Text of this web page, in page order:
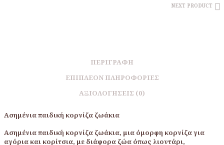
NEXT PRODUCT
ΠΕΡΙΓΡΑΦΉ
ΕΠΙΠΛΈΟΝ ΠΛΗΡΟΦΟΡΊΕΣ
ΑΞΙΟΛΟΓΉΣΕΙΣ (0)
Ασημένια παιδική κορνίζα ζωάκια
Ασημένια παιδική κορνίζα ζωάκια, μια όμορφη κορνίζα για
αγόρια και κορίτσια, με διάφορα ζώα όπως λιοντάρι,